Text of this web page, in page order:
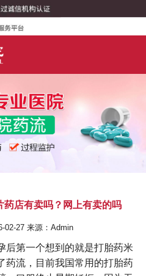
药店有卖吗？网上有卖的吗
02-27 来源：Admin
后第一个想到的就是打胎药米
药流，目前我国常用的打胎药